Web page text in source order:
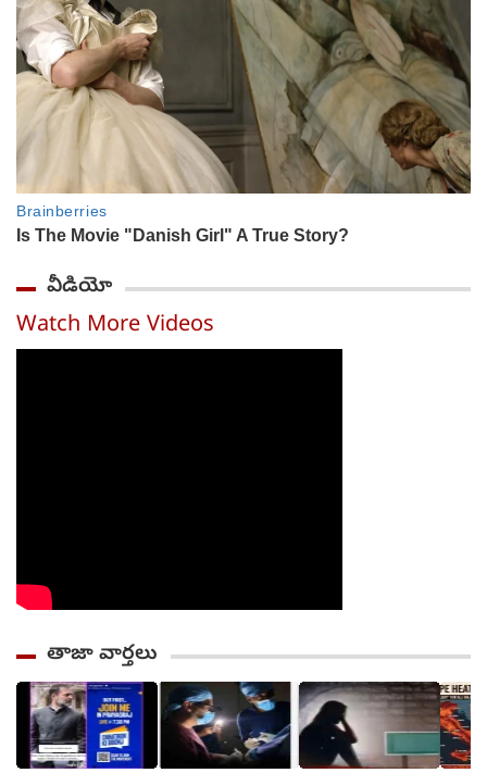
వీడియో
Watch More Videos
తాజా వార్తలు